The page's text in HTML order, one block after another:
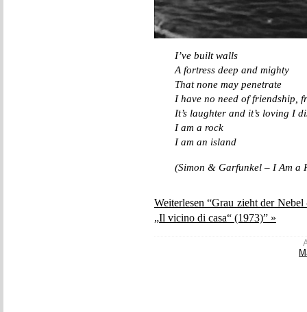
I’ve built walls
A fortress deep and mighty
That none may penetrate
I have no need of friendship,
It’s laughter and it’s loving I
I am a rock
I am an island
(Simon & Garfunkel – I Am a
Weiterlesen “Grau zieht der
„Il vicino di casa“ (1973)” »